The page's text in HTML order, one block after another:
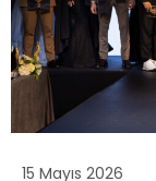
15 Mayıs 2026